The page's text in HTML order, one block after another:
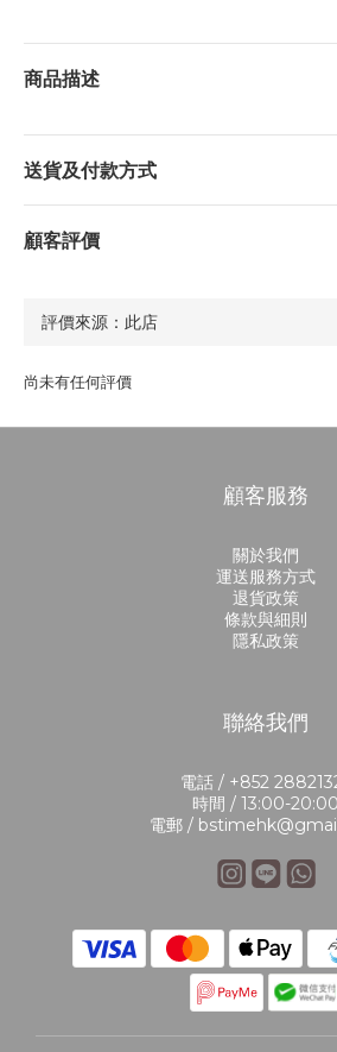
商品描述
送貨及付款方式
顧客評價
尚未有任何評價
顧客服務
關於我們
運送服務方式
退貨政策
條款與細則
隱私政策
聯絡我們
電話 / +852
時間 / 13:00-20:00
電郵 /